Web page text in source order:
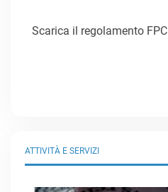
Scarica il regolamento FPC
ATTIVITÀ E SERVIZI